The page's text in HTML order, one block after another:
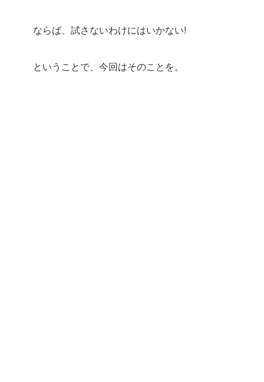
ならば、試さないわけにはいかない!
ということで、今回はそのことを。